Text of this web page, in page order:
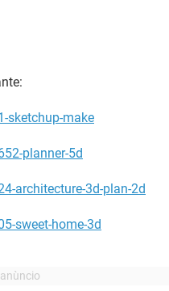
sketchup-make
planner-5d
architecture-3d-plan-2d
sweet-home-3d